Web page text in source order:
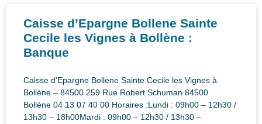
Caisse d’Epargne Bollene Sainte
Cecile les Vignes à Bollène :
Banque
Caisse d’Epargne Bollene Sainte Cecile les Vignes à
Bollène – 84500 259 Rue Robert Schuman 84500
Bollène 04 13 07 40 00 Horaires :Lundi : 09h00 – 12h30 /
13h30 – 18h00Mardi : 09h00 – 12h30 / 13h30 –